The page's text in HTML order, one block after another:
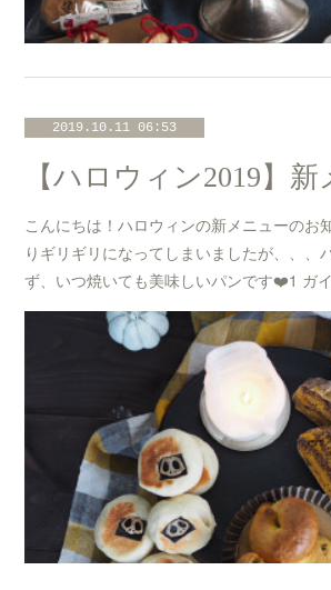
2019.10.11 06:53
こんにちは！ハロウィンの新メニューのお
りギリギリになってしまいましたが、、、
ず、いつ焼いても美味しいパンです❤️1 ガ